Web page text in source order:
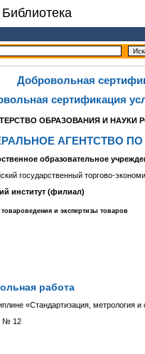
Добровольная
сертификация
ОБРАЗОВАНИЯ И НАУКИ
АГЕНТСТВО
образовательное
государственный торгово-
институт (филиал)
и экспертизы товаров
работа
«Стандартизация, метрология и
№ 12